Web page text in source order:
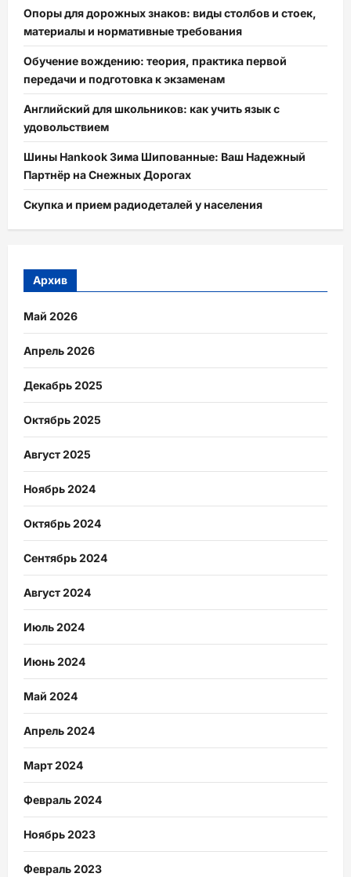
Опоры для дорожных знаков: виды столбов и стоек,
материалы и нормативные требования
Обучение вождению: теория, практика первой
передачи и подготовка к экзаменам
Английский для школьников: как учить язык с
удовольствием
Шины Hankook Зима Шипованные: Ваш Надежный
Партнёр на Снежных Дорогах
Скупка и прием радиодеталей у населения
Архив
Май 2026
Апрель 2026
Декабрь 2025
Октябрь 2025
Август 2025
Ноябрь 2024
Октябрь 2024
Сентябрь 2024
Август 2024
Июль 2024
Июнь 2024
Май 2024
Апрель 2024
Март 2024
Февраль 2024
Ноябрь 2023
Февраль 2023